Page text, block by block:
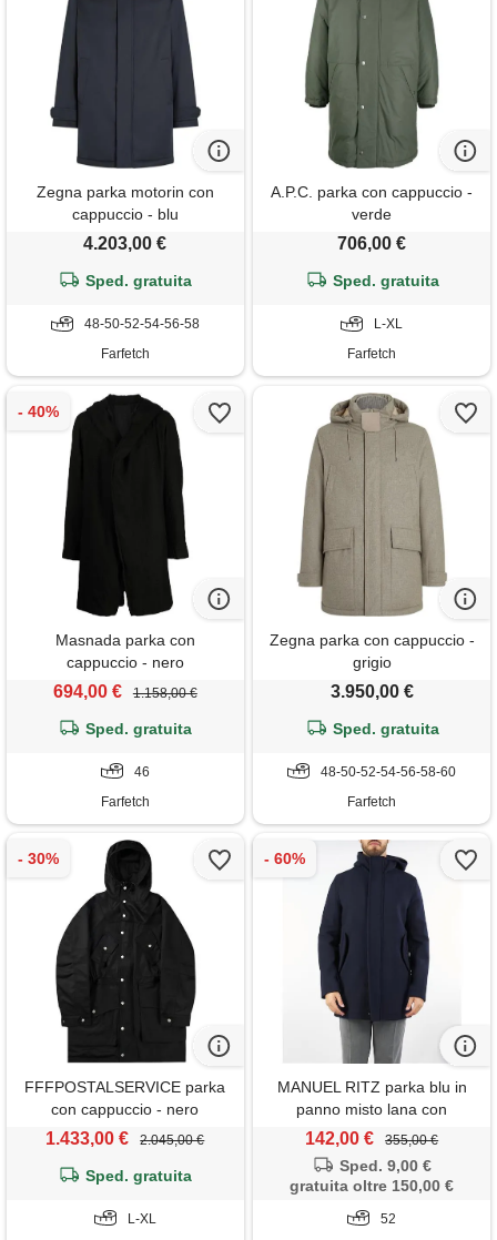
Zegna parka motorin con
cappuccio - blu
4.203,00 €
Sped. gratuita
48-50-52-54-56-58
Farfetch
A.P.C. parka con cappuccio -
verde
706,00 €
Sped. gratuita
L-XL
Farfetch
Masnada parka con
cappuccio - nero
694,00 € 1.158,00 €
Sped. gratuita
46
Farfetch
Zegna parka con cappuccio -
grigio
3.950,00 €
Sped. gratuita
48-50-52-54-56-58-60
Farfetch
FFFPOSTALSERVICE parka
con cappuccio - nero
1.433,00 € 2.045,00 €
Sped. gratuita
L-XL
MANUEL RITZ parka blu in
panno misto lana con
cappuccio
142,00 € 355,00 €
Sped. 9,00 €
gratuita oltre 150,00 €
52